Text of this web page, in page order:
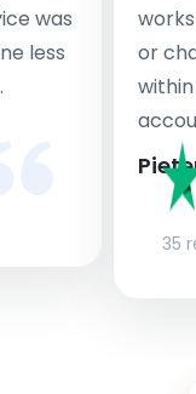
was
less
or
35